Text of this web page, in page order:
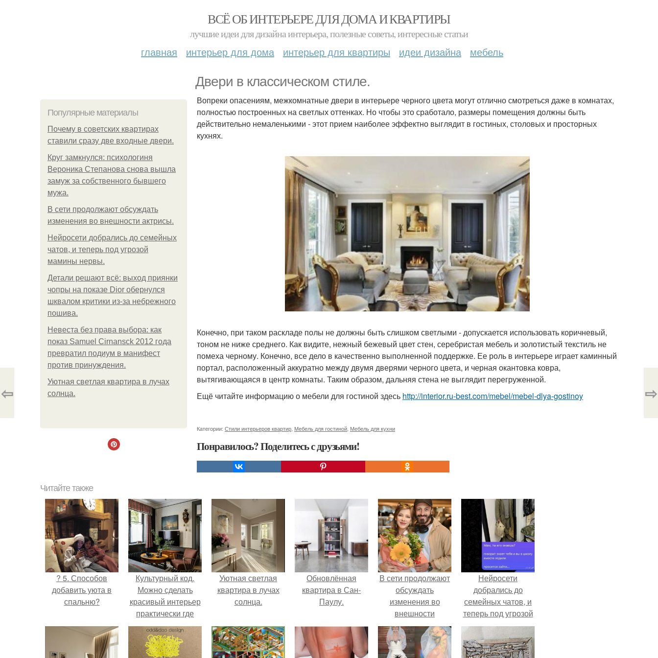
ВСЁ ОБ ИНТЕРЬЕРЕ ДЛЯ ДОМА И КВАРТИРЫ
лучшие идеи для дизайна интерьера, полезные советы, интересные статьи
главная интерьер для дома интерьер для квартиры идеи дизайна мебель
Двери в классическом стиле.
Популярные материалы
Почему в советских квартирах
ставили сразу две входные двери.
Круг замкнулся: психологиня
Вероника Степанова снова вышла
замуж за собственного бывшего
мужа.
В сети продолжают обсуждать
изменения во внешности актрисы.
Нейросети добрались до семейных
чатов, и теперь под угрозой
мамины нервы.
Детали решают всё: выход приянки
чопры на показе Dior обернулся
шквалом критики из-за небрежного
пошива.
Невеста без права выбора: как
показ Samuel Cirnansck 2012 года
превратил подиум в манифест
против принуждения.
Уютная светлая квартира в лучах
солнца.
Вопреки опасениям, межкомнатные двери в интерьере черного цвета могут отлично смотреться даже в комнатах,
полностью построенных на светлых оттенках. Но чтобы это сработало, размеры помещения должны быть
действительно немаленькими - этот прием наиболее эффектно выглядит в гостиных, столовых и просторных
кухнях.
Конечно, при таком раскладе полы не должны быть слишком светлыми - допускается использовать коричневый,
тоном не ниже среднего. Как видите, нежный бежевый цвет стен, серебристая мебель и золотистый текстиль не
помеха черному. Конечно, все дело в качественно выполненной поддержке. Ее роль в интерьере играет каминный
портал, расположенный аккуратно между двумя дверями черного цвета, и черная окантовка ковра,
вытягивающаяся в центр комнаты. Таким образом, дальняя стена не выглядит перегруженной.
Ещё читайте информацию о мебели для гостиной здесь http://interior.ru-best.com/mebel/mebel-dlya-gostinoy
Категории: Стили интерьеров квартир Мебель для гостиной Мебель для кухни
Понравилось? Поделитесь с друзьями!
⇦ ⇨
Читайте также
? 5. Способов
добавить уюта в
спальню?
Культурный код.
Можно сделать
красивый интерьер
практически где
угодно.
Уютная светлая
квартира в лучах
солнца.
Обновлённая
квартира в Сан-
Паулу.
В сети продолжают
обсуждать
изменения во
внешности
актрисы.
Нейросети
добрались до
семейных чатов, и
теперь под угрозой
мамины нервы.